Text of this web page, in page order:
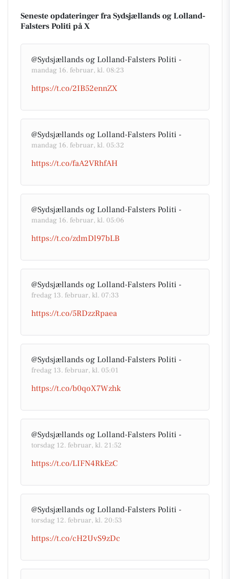
Seneste opdateringer fra Sydsjællands og Lolland-
Falsters Politi på X
@Sydsjællands og Lolland-Falsters Politi -
mandag 16. februar, kl. 08:23
https://t.co/2IB52ennZX
@Sydsjællands og Lolland-Falsters Politi -
mandag 16. februar, kl. 05:32
https://t.co/faA2VRhfAH
@Sydsjællands og Lolland-Falsters Politi -
mandag 16. februar, kl. 05:06
https://t.co/zdmDl97bLB
@Sydsjællands og Lolland-Falsters Politi -
fredag 13. februar, kl. 07:33
https://t.co/5RDzzRpaea
@Sydsjællands og Lolland-Falsters Politi -
fredag 13. februar, kl. 05:01
https://t.co/b0qoX7Wzhk
@Sydsjællands og Lolland-Falsters Politi -
torsdag 12. februar, kl. 21:52
https://t.co/LIFN4RkEzC
@Sydsjællands og Lolland-Falsters Politi -
torsdag 12. februar, kl. 20:53
https://t.co/cH2UvS9zDc